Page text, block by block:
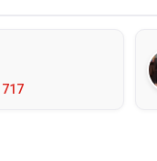
717